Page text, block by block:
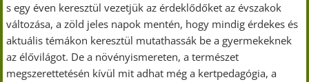
s egy éven keresztül vezetjük az érdeklődőket az évszakok
változása, a zöld jeles napok mentén, hogy mindig érdekes és
aktuális témákon keresztül mutathassák be a gyermekeknek
az élővilágot. De a növényismereten, a természet
megszerettetésén kívül mit adhat még a kertpedagógia, a